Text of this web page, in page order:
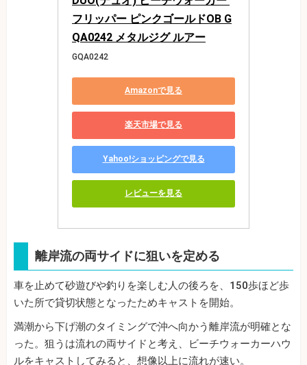
フリッパー ピンクゴールドOB G
QA0242 メタルジグ ルアー
GQA0242
Amazonで見る
楽天市場で見る
Yahoo!ショッピングで見る
レビューを見る
離岸流の両サイドに狙いを定める
車を止めて砂遊びや釣りを楽しむ人の後ろを、150歩ほど歩
いた所で貸切状態となったためキャストを開始。
満潮から下げ潮のタイミングで沖へ向かう離岸流が明確とな
った。狙うは流れの両サイドと考え、ビーチウォーカーハウ
ルをキャストしてみると、想像以上に流れが速い。